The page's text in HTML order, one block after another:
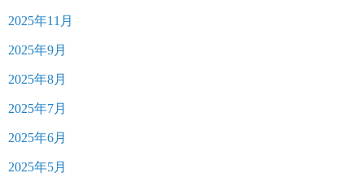
2025年11月
2025年9月
2025年8月
2025年7月
2025年6月
2025年5月